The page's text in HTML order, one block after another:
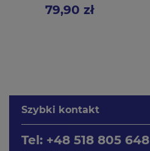
Szybki kontakt
Tel: +48 518 805 648
Cena79,90 zł